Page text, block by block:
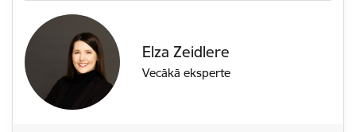
Elza Zeidlere
Vecākā eksperte